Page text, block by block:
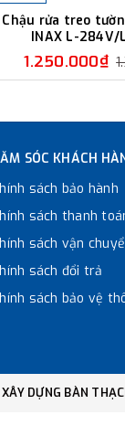
Chậu rửa treo
INAX L-284V/
1.250.000₫
SÓC KHÁCH
sách bảo hành
sách thanh
sách vận
sách đổi trả
sách bảo vệ
DỰNG BÀN